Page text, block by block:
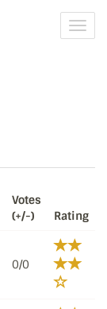
la
Votes
(+/-)
Rating
0/0